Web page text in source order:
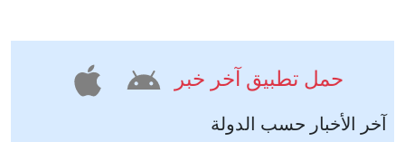
حمل تطبيق آخر خبر
آخر الأخبار حسب الدولة